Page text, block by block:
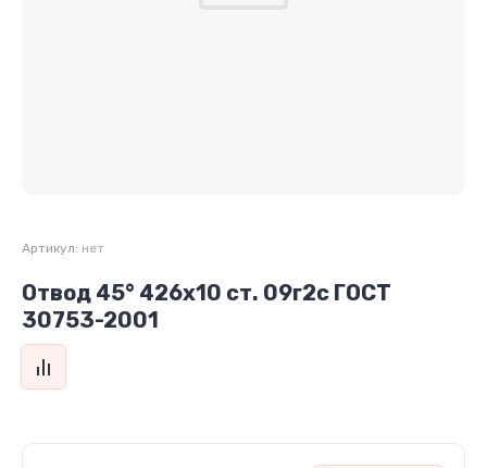
Артикул: нет
Отвод 45° 426х10 ст. 09г2с ГОСТ
30753-2001